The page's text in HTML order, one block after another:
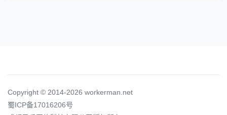
Copyright © 2014-2026 workerman.net
蜀ICP备17016206号